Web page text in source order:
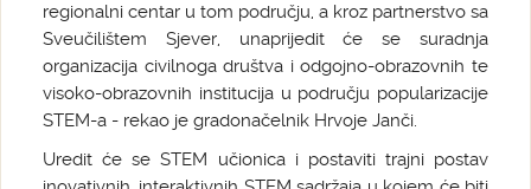
regionalni centar u tom području, a kroz partnerstvo sa
Sveučilištem Sjever, unaprijedit će se suradnja
organizacija civilnoga društva i odgojno-obrazovnih te
visoko-obrazovnih institucija u području popularizacije
STEM-a - rekao je gradonačelnik Hrvoje Janči.
Uredit će se STEM učionica i postaviti trajni postav